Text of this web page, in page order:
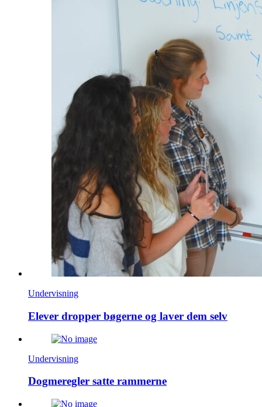
Undervisning
Elever dropper bøgerne og laver dem selv
Undervisning
Dogmeregler satte rammerne